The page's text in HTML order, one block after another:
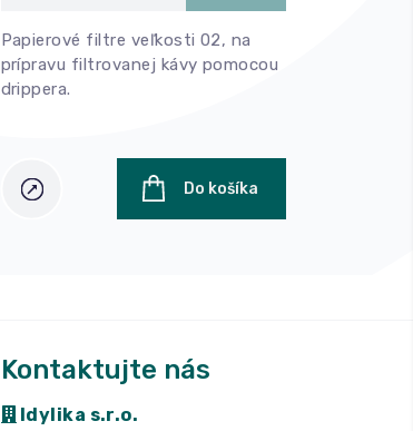
Papierové filtre veľkosti 02, na
prípravu filtrovanej kávy pomocou
drippera.
Do košíka
Kontaktujte nás
Idylika s.r.o.